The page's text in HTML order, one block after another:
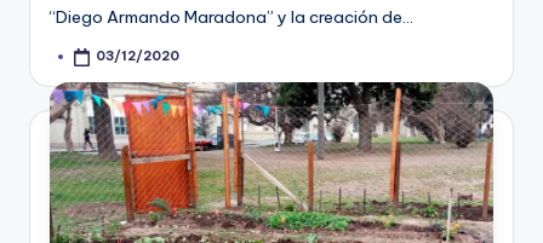
“Diego Armando Maradona” y la creación de…
Posted03/12/2020